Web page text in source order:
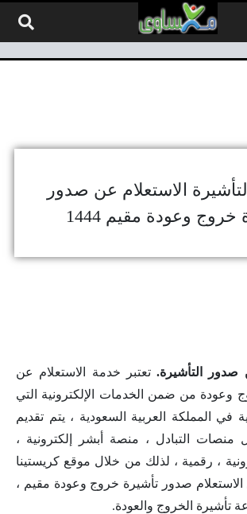
الاستعلام عن صدور
خروج وعودة مقيم 1444
صدور التأشيرة. تعتبر خدمة الاستعلام عن
وعودة من ضمن الخدمات الإلكترونية التي
في المملكة العربية السعودية ، يتم تقديم
منصات التبادل ، منصة أبشر إلكترونية ،
، رقمية ، لذلك من خلال موقع كريستينا
الاستعلام صدور تأشيرة خروج وعودة مقيم ،
الخروج والعودة.